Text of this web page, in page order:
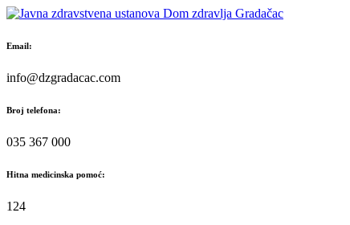
Skip
content
Email:
info@dzgradacac.com
Broj telefona:
035 367 000
Hitna medicinska pomoć:
124